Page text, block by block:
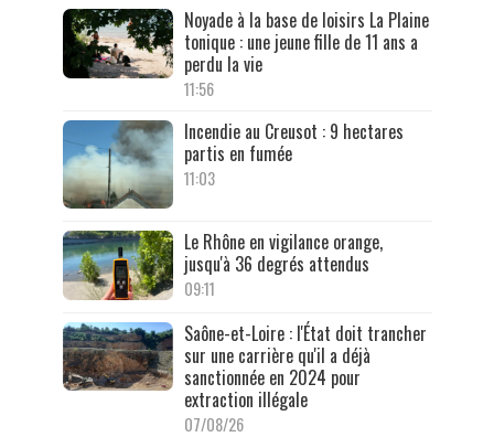
Noyade à la base de loisirs La Plaine
tonique : une jeune fille de 11 ans a
perdu la vie
11:56
Incendie au Creusot : 9 hectares
partis en fumée
11:03
Le Rhône en vigilance orange,
jusqu'à 36 degrés attendus
09:11
Saône-et-Loire : l'État doit trancher
sur une carrière qu'il a déjà
sanctionnée en 2024 pour
extraction illégale
07/08/26